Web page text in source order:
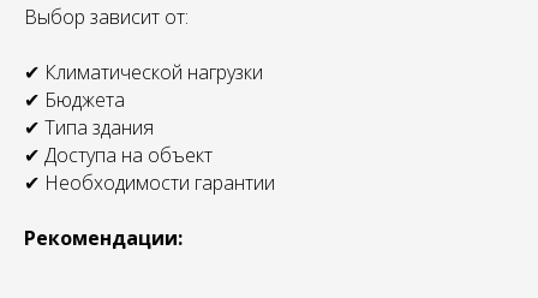
Выбор зависит от:
✔ Климатической нагрузки
✔ Бюджета
✔ Типа здания
✔ Доступа на объект
✔ Необходимости гарантии
Рекомендации: